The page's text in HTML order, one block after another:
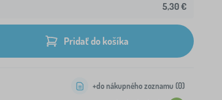
5,30 €
Pridať do košíka
+do nákupného zoznamu (0)